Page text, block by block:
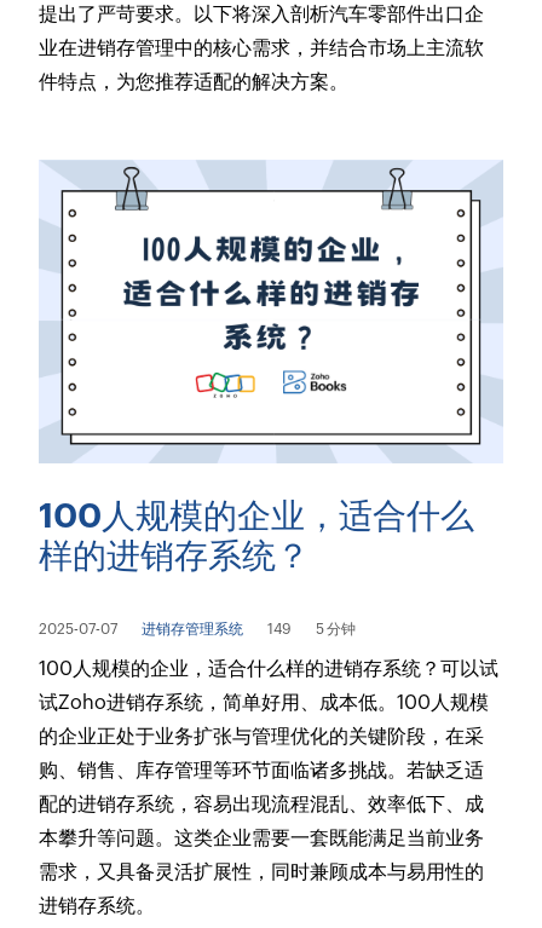
提出了严苛要求。以下将深入剖析汽车零部件出口企
业在进销存管理中的核心需求，并结合市场上主流软
件特点，为您推荐适配的解决方案。
100人规模的企业，适合什么
样的进销存系统？
2025-07-07 进销存管理系统 149 5 分钟
100人规模的企业，适合什么样的进销存系统？可以试
试Zoho进销存系统，简单好用、成本低。100人规模
的企业正处于业务扩张与管理优化的关键阶段，在采
购、销售、库存管理等环节面临诸多挑战。若缺乏适
配的进销存系统，容易出现流程混乱、效率低下、成
本攀升等问题。这类企业需要一套既能满足当前业务
需求，又具备灵活扩展性，同时兼顾成本与易用性的
进销存系统。